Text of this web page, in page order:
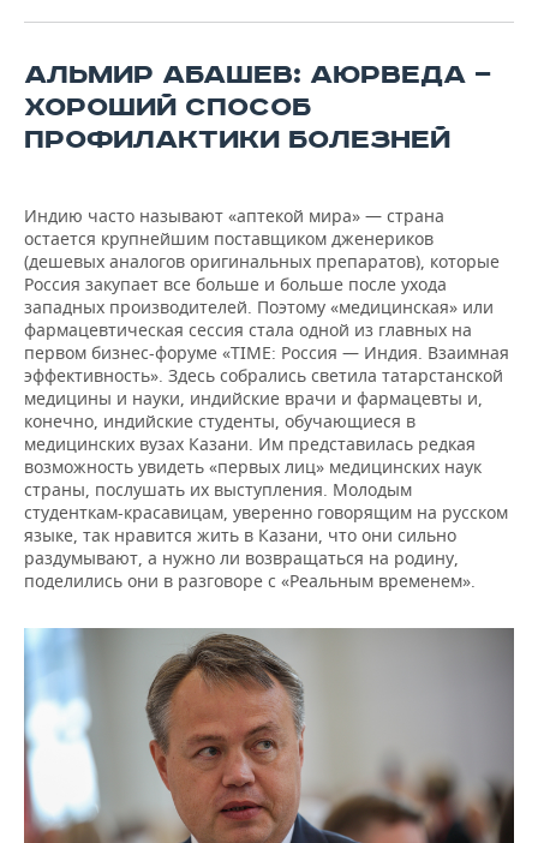
АЛЬМИР АБАШЕВ: АЮРВЕДА —
ХОРОШИЙ СПОСОБ
ПРОФИЛАКТИКИ БОЛЕЗНЕЙ
Индию часто называют «аптекой мира» — страна
остается крупнейшим поставщиком дженериков
(дешевых аналогов оригинальных препаратов), которые
Россия закупает все больше и больше после ухода
западных производителей. Поэтому «медицинская» или
фармацевтическая сессия стала одной из главных на
первом бизнес-форуме «TIME: Россия — Индия. Взаимная
эффективность». Здесь собрались светила татарстанской
медицины и науки, индийские врачи и фармацевты и,
конечно, индийские студенты, обучающиеся в
медицинских вузах Казани. Им представилась редкая
возможность увидеть «первых лиц» медицинских наук
страны, послушать их выступления. Молодым
студенткам-красавицам, уверенно говорящим на русском
языке, так нравится жить в Казани, что они сильно
раздумывают, а нужно ли возвращаться на родину,
поделились они в разговоре с «Реальным временем».